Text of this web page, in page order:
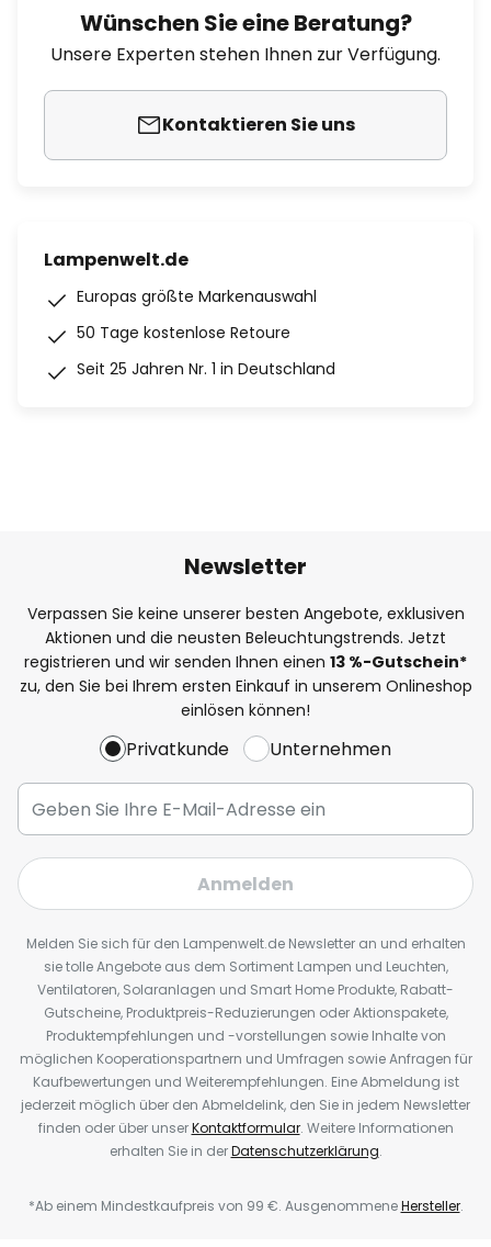
Wünschen Sie eine Beratung?
Unsere Experten stehen Ihnen zur Verfügung.
Kontaktieren Sie uns
Lampenwelt.de
Europas größte Markenauswahl
50 Tage kostenlose Retoure
Seit 25 Jahren Nr. 1 in Deutschland
Newsletter
Verpassen Sie keine unserer besten Angebote, exklusiven
Aktionen und die neusten Beleuchtungstrends. Jetzt
registrieren und wir senden Ihnen einen 13 %-Gutschein*
zu, den Sie bei Ihrem ersten Einkauf in unserem Onlineshop
einlösen können!
Privatkunde Unternehmen
Anmelden
Melden Sie sich für den Lampenwelt.de Newsletter an und erhalten
sie tolle Angebote aus dem Sortiment Lampen und Leuchten,
Ventilatoren, Solaranlagen und Smart Home Produkte, Rabatt-
Gutscheine, Produktpreis-Reduzierungen oder Aktionspakete,
Produktempfehlungen und -vorstellungen sowie Inhalte von
möglichen Kooperationspartnern und Umfragen sowie Anfragen für
Kaufbewertungen und Weiterempfehlungen. Eine Abmeldung ist
jederzeit möglich über den Abmeldelink, den Sie in jedem Newsletter
finden oder über unserKontaktformular. Weitere Informationen
erhalten Sie in derDatenschutzerklärung.
*Ab einem Mindestkaufpreis von 99 €. AusgenommeneHersteller.